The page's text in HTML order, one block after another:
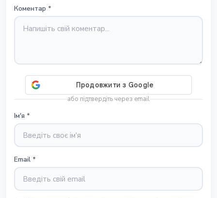
Коментар *
або підтвердіть через email
Ім'я *
Email *